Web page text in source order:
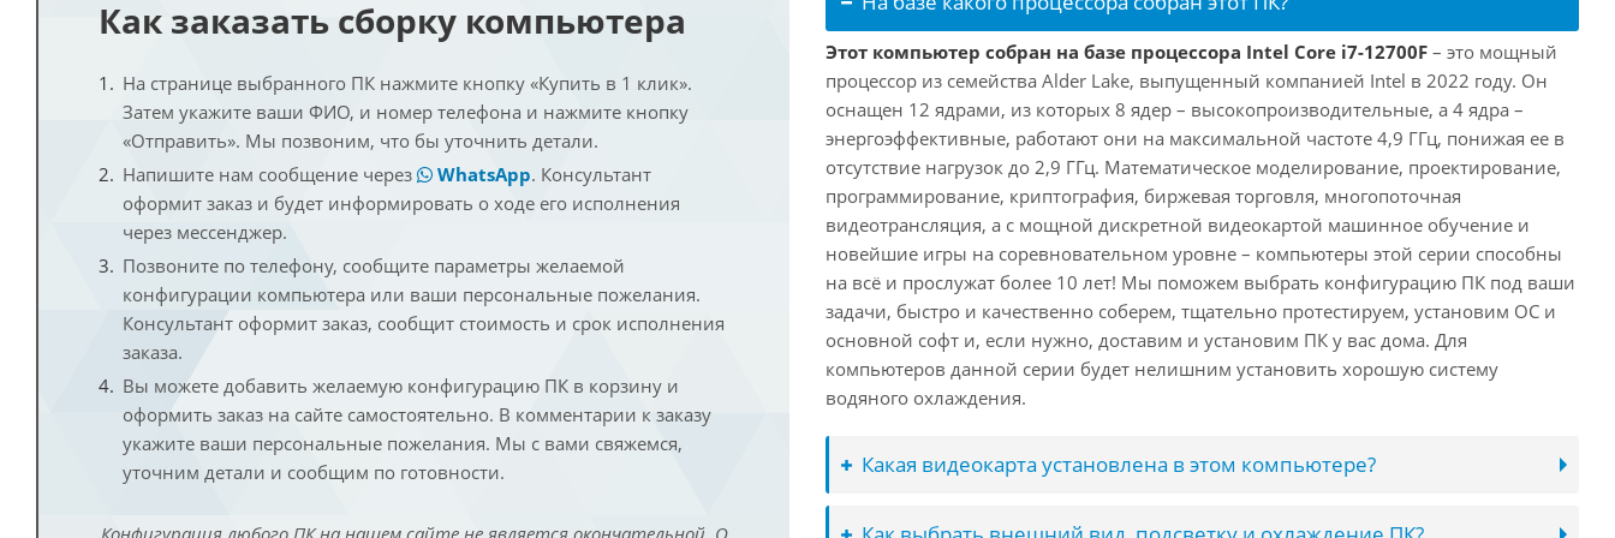
Как заказать сборку компьютера
На странице выбранного ПК нажмите кнопку «Купить в 1 клик».
Затем укажите ваши ФИО, и номер телефона и нажмите кнопку
«Отправить». Мы позвоним, что бы уточнить детали.
Напишите нам сообщение через
WhatsApp. Консультант
оформит заказ и будет информировать о ходе его исполнения
через мессенджер.
Позвоните по телефону, сообщите параметры желаемой
конфигурации компьютера или ваши персональные пожелания.
Консультант оформит заказ, сообщит стоимость и срок исполнения
заказа.
Вы можете добавить желаемую конфигурацию ПК в корзину и
оформить заказ на сайте самостоятельно. В комментарии к заказу
укажите ваши персональные пожелания. Мы с вами свяжемся,
уточним детали и сообщим по готовности.
Конфигурация любого ПК на нашем сайте не является окончательной. О
Этот компьютер собран на базе процессора Intel Core i7-12700F – это мощный
процессор из семейства Alder Lake, выпущенный компанией Intel в 2022 году. Он
оснащен 12 ядрами, из которых 8 ядер – высокопроизводительные, а 4 ядра –
энергоэффективные, работают они на максимальной частоте 4,9 ГГц, понижая ее в
отсутствие нагрузок до 2,9 ГГц. Математическое моделирование, проектирование,
программирование, криптография, биржевая торговля, многопоточная
видеотрансляция, а с мощной дискретной видеокартой машинное обучение и
новейшие игры на соревновательном уровне – компьютеры этой серии способны
на всё и прослужат более 10 лет! Мы поможем выбрать конфигурацию ПК под ваши
задачи, быстро и качественно соберем, тщательно протестируем, установим ОС и
основной софт и, если нужно, доставим и установим ПК у вас дома. Для
компьютеров данной серии будет нелишним установить хорошую систему
водяного охлаждения.
Какая видеокарта установлена в этом компьютере?